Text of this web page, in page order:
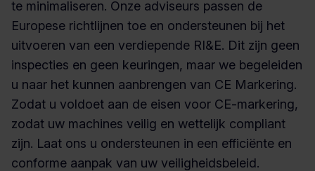
te minimaliseren. Onze adviseurs passen de
Europese richtlijnen toe en ondersteunen bij het
uitvoeren van een verdiepende RI&E. Dit zijn geen
inspecties en geen keuringen, maar we begeleiden
u naar het kunnen aanbrengen van CE Markering.
Zodat u voldoet aan de eisen voor CE-markering,
zodat uw machines veilig en wettelijk compliant
zijn. Laat ons u ondersteunen in een efficiënte en
conforme aanpak van uw veiligheidsbeleid.